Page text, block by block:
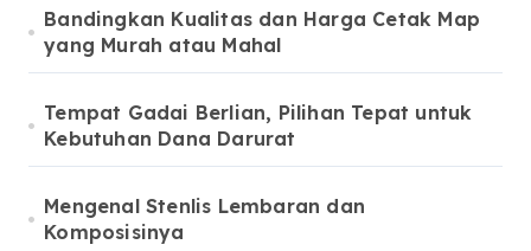
Bandingkan Kualitas dan Harga Cetak Map
yang Murah atau Mahal
Tempat Gadai Berlian, Pilihan Tepat untuk
Kebutuhan Dana Darurat
Mengenal Stenlis Lembaran dan
Komposisinya